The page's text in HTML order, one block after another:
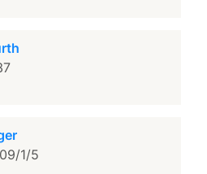
1/5